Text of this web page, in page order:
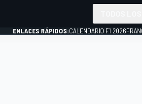
ENLACES RÁPIDOS:CALENDARIO F1 2026